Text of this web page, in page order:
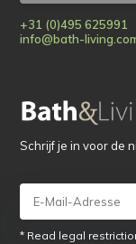
+31 (0)495 625991
info@bath-
Schrijf je in voor de
* Read legal